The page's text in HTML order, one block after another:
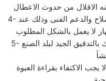
4- الاختيار الصحيح لمقدم خدمة الاصلاح والدعم الفنى وذلك عند
5- التأكد من أصلية قطع الغيار وذلك بالتدقيق الجيد لبلد الصنع
يجب الاكتفاء بقراءة العبوة